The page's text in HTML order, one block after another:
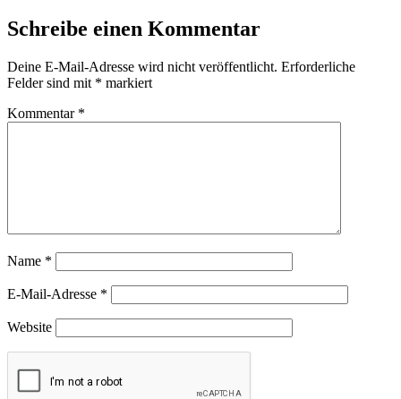
Schreibe einen Kommentar
Deine E-Mail-Adresse wird nicht veröffentlicht. Erforderliche
Felder sind mit * markiert
Kommentar *
Name *
E-Mail-Adresse *
Website